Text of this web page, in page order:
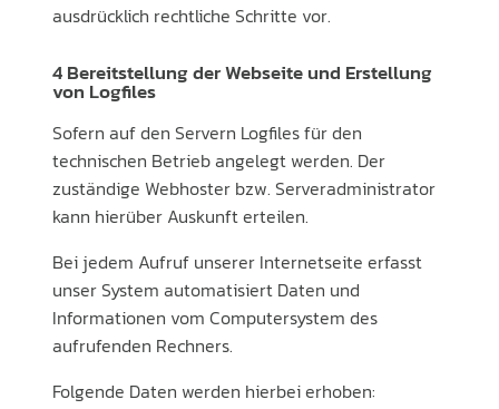
ausdrücklich rechtliche Schritte vor.
4 Bereitstellung der Webseite und Erstellung
von Logfiles
Sofern auf den Servern Logfiles für den
technischen Betrieb angelegt werden. Der
zuständige Webhoster bzw. Serveradministrator
kann hierüber Auskunft erteilen.
Bei jedem Aufruf unserer Internetseite erfasst
unser System automatisiert Daten und
Informationen vom Computersystem des
aufrufenden Rechners.
Folgende Daten werden hierbei erhoben: